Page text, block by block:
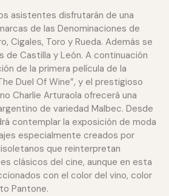
asistentes disfrutarán de una
de las Denominaciones de
Cigales, Toro y Rueda. Además se
de Castilla y León. A continuación
de la primera película de la
Duel Of Wine”, y el prestigioso
Charlie Arturaola ofrecerá una
de variedad Malbec. Desde
contemplar la exposición de moda
especialmente creados por
que reinterpretan
clásicos del cine, aunque en esta
con el color del vino, color
Pantone.